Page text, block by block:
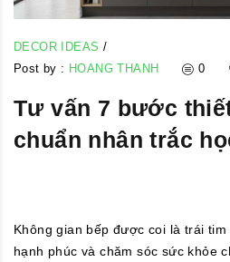
DECOR IDEAS /
Post by : HOANG THANH 0
Tư vấn 7 bước
chuẩn nhân trắc
Không gian bếp được coi là trái
hạnh phúc và chăm sóc sức khỏe